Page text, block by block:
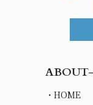
ABOUT
・HOME